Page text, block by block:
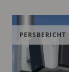
PERSBERICHT